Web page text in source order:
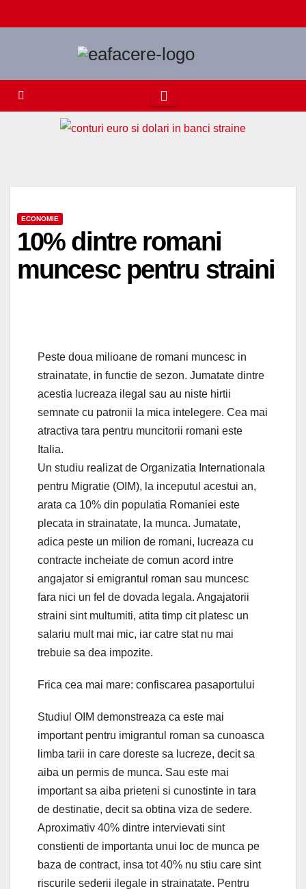
to
ECONOMIE
10% dintre romani
muncesc pentru straini
Peste doua milioane de romani muncesc in
strainatate, in functie de sezon. Jumatate dintre
acestia lucreaza ilegal sau au niste hirtii
semnate cu patronii la mica intelegere. Cea mai
atractiva tara pentru muncitorii romani este
Italia.
Un studiu realizat de Organizatia Internationala
pentru Migratie (OIM), la inceputul acestui an,
arata ca 10% din populatia Romaniei este
plecata in strainatate, la munca. Jumatate,
adica peste un milion de romani, lucreaza cu
contracte incheiate de comun acord intre
angajator si emigrantul roman sau muncesc
fara nici un fel de dovada legala. Angajatorii
straini sint multumiti, atita timp cit platesc un
salariu mult mai mic, iar catre stat nu mai
trebuie sa dea impozite.
Frica cea mai mare: confiscarea pasaportului
Studiul OIM demonstreaza ca este mai
important pentru imigrantul roman sa cunoasca
limba tarii in care doreste sa lucreze, decit sa
aiba un permis de munca. Sau este mai
important sa aiba prieteni si cunostinte in tara
de destinatie, decit sa obtina viza de sedere.
Aproximativ 40% dintre intervievati sint
constienti de importanta unui loc de munca pe
baza de contract, insa tot 40% nu stiu care sint
riscurile sederii ilegale in strainatate. Pentru